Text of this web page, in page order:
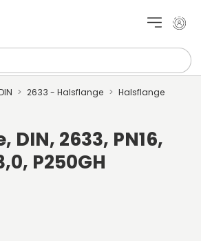
Mit
2633 - Halsflange Halsflange
DIN, 2633, PN16,
P250GH